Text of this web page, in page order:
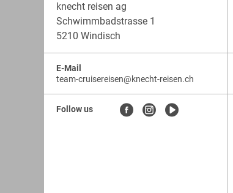
knecht reisen ag
Schwimmbadstrasse 1
5210 Windisch
E-Mail
team-cruisereisen@
cruisereisen
knecht-reisen.ch
Follow us